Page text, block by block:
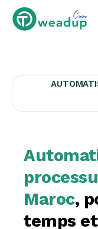
Maroc,
temps